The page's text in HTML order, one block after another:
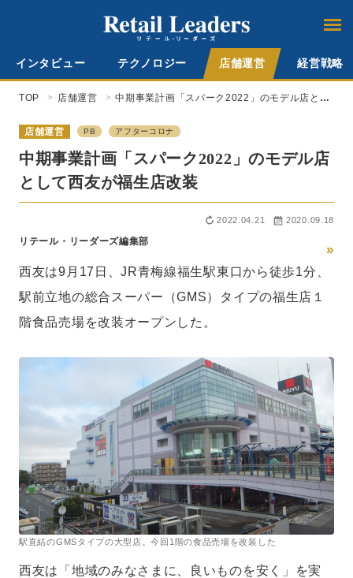
インタビュー テクノロジー 店舗運営 経営戦略
TOP 店舗運営
中期事業計画「スパーク2022」のモデル店とし
店舗運営
PB アフターコロナ
中期事業計画「スパーク2022」のモデル店
として西友が福生店改装
2022.04.21 2020.09.18
リテール・リーダーズ編集部
»
西友は9月17日、JR青梅線福生駅東口から徒歩1分、
駅前立地の総合スーパー（GMS）タイプの福生店１
階食品売場を改装オープンした。
駅直結のGMSタイプの大型店。今回1階の食品売場を改装した
西友は「地域のみなさまに、良いものを安く」を実